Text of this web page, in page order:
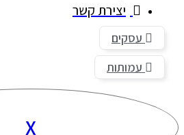
יצירת קשר
עסקים
עמותות